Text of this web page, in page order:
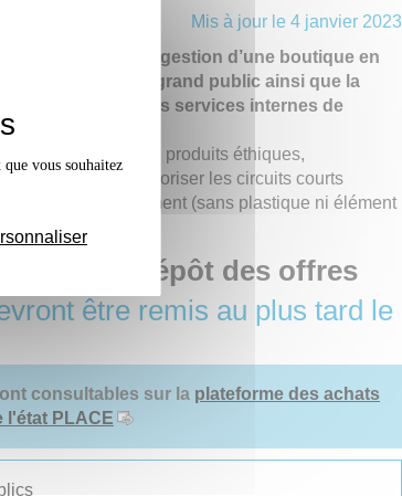
Mis à jour le 4 janvier 2023
la création et la gestion d’une boutique en
destinés au grand public ainsi que la
publicitaires des services internes de
vers l’achat de produits éthiques,
France » pour favoriser les circuits courts
de l’environnement (sans plastique ni élément
et dépôt des offres
être remis au plus tard le
consultables sur la plateforme des achats
l'état PLACE
vous souhaitez